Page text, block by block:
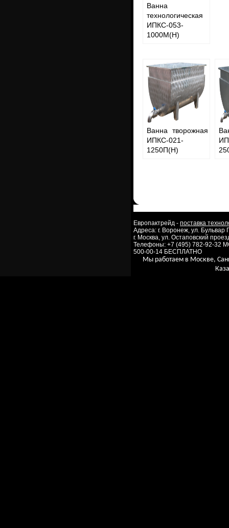
Ванна
технологическая
ИПКС-053-
1000М(Н)
Ванна творожная
ИПКС-021-
1250П(Н)
Европактрейд - поставка
Адреса: г. Воронеж, ул.
г. Москва, ул. Остаповский
Телефоны: +7 (495) 782-92-32
500-00-14 БЕСПЛАТНО
Мы работаем в Москве,